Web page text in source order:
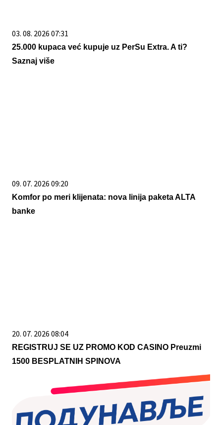
03. 08. 2026 07:31
25.000 kupaca već kupuje uz PerSu Extra. A ti?
Saznaj više
09. 07. 2026 09:20
Komfor po meri klijenata: nova linija paketa ALTA
banke
20. 07. 2026 08:04
REGISTRUJ SE UZ PROMO KOD CASINO Preuzmi
1500 BESPLATNIH SPINOVA